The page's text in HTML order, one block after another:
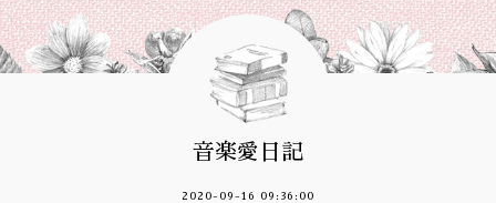
音楽愛日記
2020-09-16 09:36:00